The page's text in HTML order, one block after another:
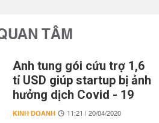
TÂM
Anh tung gói cứu trợ 1,6
tỉ USD giúp startup bị ảnh
hưởng dịch Covid - 19
KINH DOANH 11:21 | 20/04/2020